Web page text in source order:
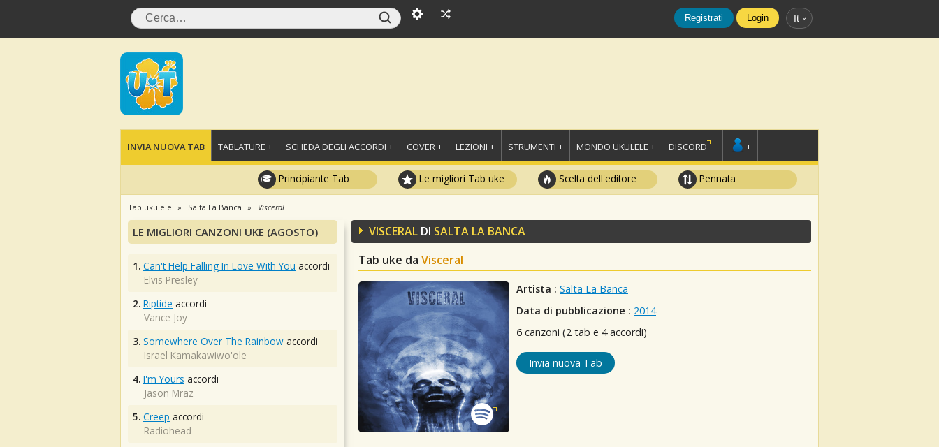
Registrati Login It
INVIA NUOVA TAB TABLATURE + SCHEDA DEGLI ACCORDI + COVER + LEZIONI + STRUMENTI + MONDO UKULELE + DISCORD +
Principiante Tab Le migliori Tab uke Scelta dell'editore Pennata
Tab ukulele Salta La Banca Visceral
VISCERAL DI SALTA LA BANCA
Tab uke da Visceral
Artista : Salta La Banca
Data di pubblicazione : 2014
6 canzoni (2 tab e 4 accordi)
Invia nuova Tab
LE MIGLIORI CANZONI UKE (AGOSTO)
1. Can't Help Falling In Love With You accordi
Elvis Presley
2. Riptide accordi
Vance Joy
3. Somewhere Over The Rainbow accordi
Israel Kamakawiwo'ole
4. I'm Yours accordi
Jason Mraz
5. Creep accordi
Radiohead